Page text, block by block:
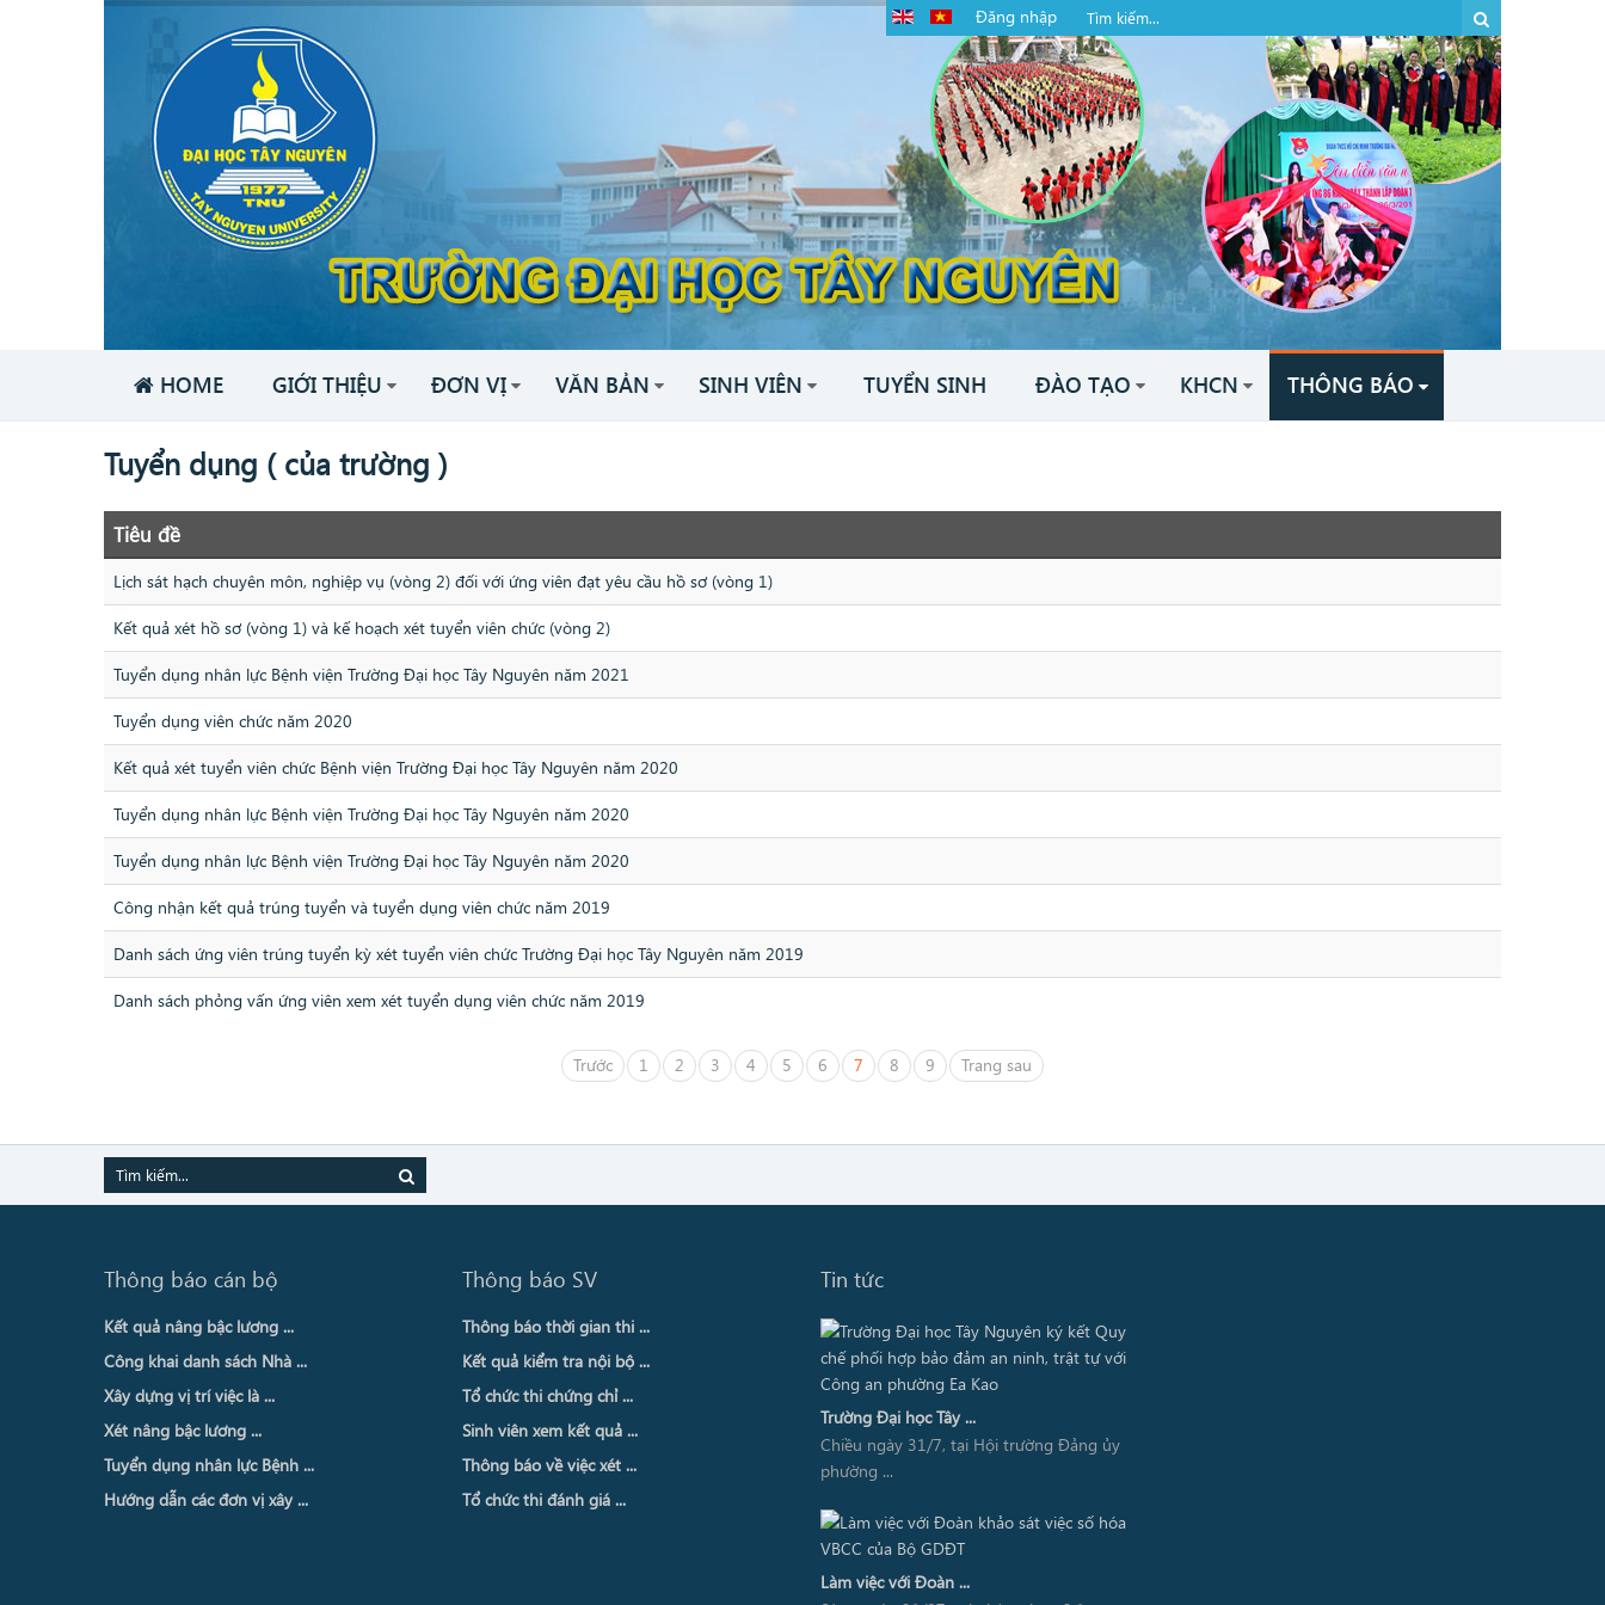
Đăng nhập
HOME GIỚI THIỆU ĐƠN VỊ VĂN BẢN SINH VIÊN TUYỂN SINH ĐÀO TẠO KHCN THÔNG BÁO
Tuyển dụng ( của trường )
Tiêu đề
Lịch sát hạch chuyên môn, nghiệp vụ (vòng 2) đối với ứng viên đạt yêu cầu hồ sơ (vòng 1)
Kết quả xét hồ sơ (vòng 1) và kế hoạch xét tuyển viên chức (vòng 2)
Tuyển dụng nhân lực Bệnh viện Trường Đại học Tây Nguyên năm 2021
Tuyển dụng viên chức năm 2020
Kết quả xét tuyển viên chức Bệnh viện Trường Đại học Tây Nguyên năm 2020
Tuyển dụng nhân lực Bệnh viện Trường Đại học Tây Nguyên năm 2020
Tuyển dụng nhân lực Bệnh viện Trường Đại học Tây Nguyên năm 2020
Công nhận kết quả trúng tuyển và tuyển dụng viên chức năm 2019
Danh sách ứng viên trúng tuyển kỳ xét tuyển viên chức Trường Đại học Tây Nguyên năm 2019
Danh sách phỏng vấn ứng viên xem xét tuyển dụng viên chức năm 2019
Trước 1 2 3 4 5 6 7 8 9 Trang sau
Thông báo cán bộ
Kết quả nâng bậc lương ...
Công khai danh sách Nhà ...
Xây dựng vị trí việc là ...
Xét nâng bậc lương ...
Tuyển dụng nhân lực Bệnh ...
Hướng dẫn các đơn vị xây ...
Thông báo SV
Thông báo thời gian thi ...
Kết quả kiểm tra nội bộ ...
Tổ chức thi chứng chỉ ...
Sinh viên xem kết quả ...
Thông báo về việc xét ...
Tổ chức thi đánh giá ...
Tin tức
Trường Đại học Tây ...
Chiều ngày 31/7, tại Hội trường Đảng ủy
phường ...
Làm việc với Đoàn ...